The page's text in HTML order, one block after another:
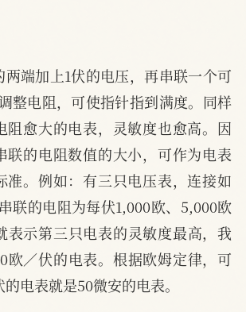
端加上1伏的电压，再串联一个可
整电阻，可使指针指到满度。同样
阻愈大的电表，灵敏度也愈高。因
联的电阻数值的大小，可作为电表
准。例如：有三只电压表，连接如
联的电阻为每伏1,000欧、5,000欧
表示第三只电表的灵敏度最高，我
欧／伏的电表。根据欧姆定律，可
电表就是50微安的电表。